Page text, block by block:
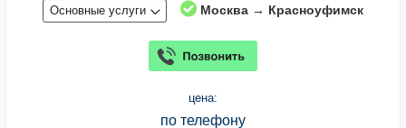
Основные услуги Москва → Красноуфимск
цена:
по телефону